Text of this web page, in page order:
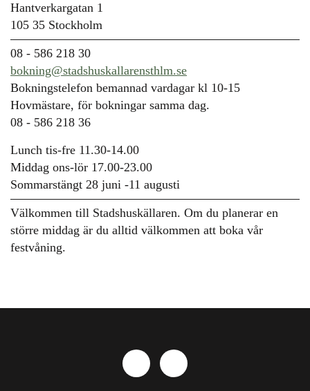
Hantverkargatan 1
105 35 Stockholm
08 - 586 218 30
bokning@stadshuskallarensthlm.se
Bokningstelefon bemannad vardagar kl 10-15
Hovmästare, för bokningar samma dag.
08 - 586 218 36
Lunch tis-fre 11.30-14.00
Middag ons-lör 17.00-23.00
Sommarstängt 28 juni -11 augusti
Välkommen till Stadshuskällaren. Om du planerar en
större middag är du alltid välkommen att boka vår
festvåning.